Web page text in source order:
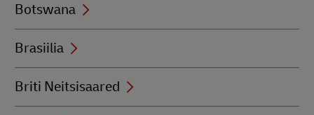
Botswana
Brasiilia
Briti Neitsisaared